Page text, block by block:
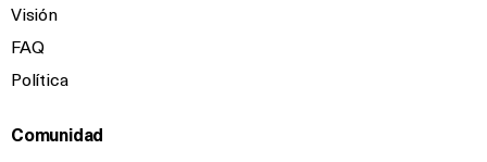
Visión
FAQ
Política
Comunidad